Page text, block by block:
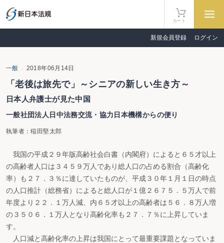
カート
新規会員登録 ログイン
一般 2018年06月14日
「老後は旅先で」～シニアの新しい生き方～
日本人弁護士が見た中国
一般社団法人日中法務交流・協力日本機構からの便り
執筆者：稲田堅太郎
我国の平成２９年版高齢社会白書（内閣府）によると６５才以上
の高齢者人口は３４５９万人であり総人口の占める割合（高齢化
率）も２７．３％に達していたものが、平成３０年１月１日の時点
の人口推計（総務省）によると総人口が１億２６７５．５万人で前
年度より２２．１万人減、内６５才以上の高齢者は５６．８万人増
の３５０６．１万人となり高齢化率も２７．７％に上昇していま
す。
人口減と高齢化率の上昇は我国にとって最重要課題となっていま